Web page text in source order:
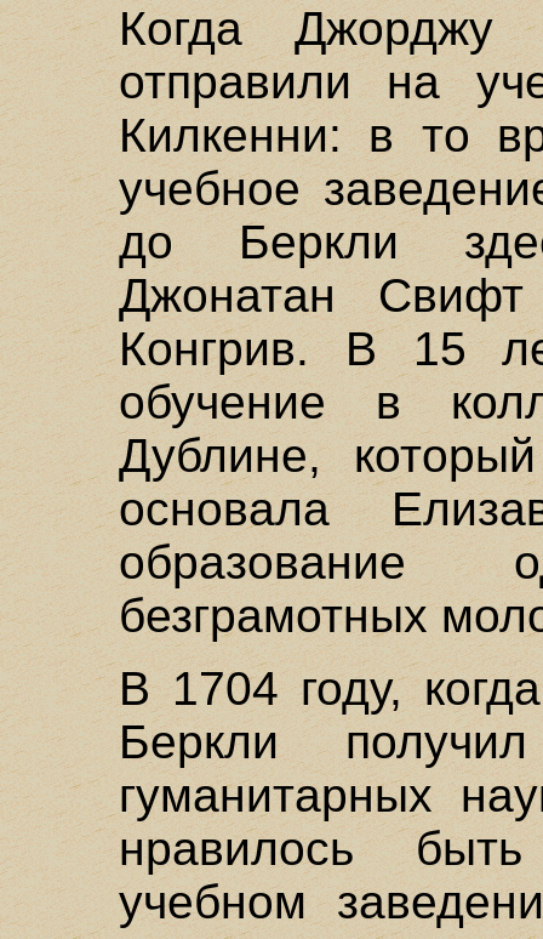
Когда Джорджу
отправили на
Килкенни: в то
учебное
до Беркли
Джонатан
Конгрив. В 15
обучение в
Дублине,
основала
безграмотных
В 1704 году,
Беркли
гуманитарных
нравилось
учебном